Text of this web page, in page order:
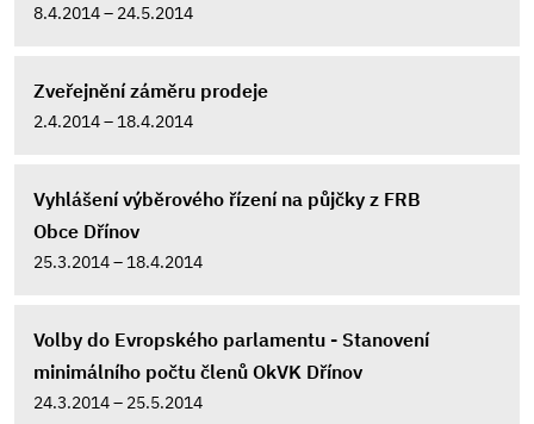
8.4.2014 – 24.5.2014
Zveřejnění záměru prodeje
2.4.2014 – 18.4.2014
Vyhlášení výběrového řízení na půjčky z FRB
Obce Dřínov
25.3.2014 – 18.4.2014
Volby do Evropského parlamentu - Stanovení
minimálního počtu členů OkVK Dřínov
24.3.2014 – 25.5.2014